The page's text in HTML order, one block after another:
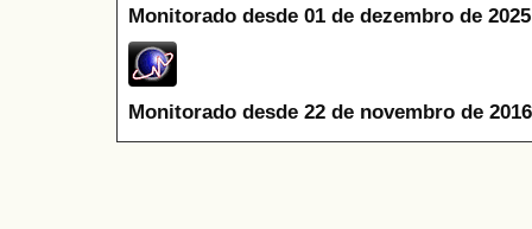
Monitorado desde 01 de dezembro de
Monitorado desde 22 de novembro de